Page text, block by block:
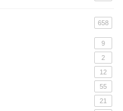
658
9
2
12
55
21